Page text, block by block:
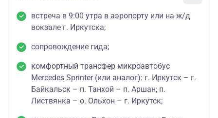
встреча в 9:00 утра в аэропорту или на ж/д
вокзале г. Иркутска;
сопровождение гида;
комфортный трансфер микроавтобус
Mercedes Sprinter (или аналог): г. Иркутск – г.
Байкальск – п. Танхой – п. Аршан; п.
Листвянка – о. Ольхон – г. Иркутск;